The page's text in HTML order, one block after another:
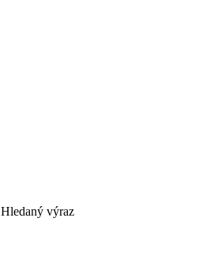
Hledaný výraz